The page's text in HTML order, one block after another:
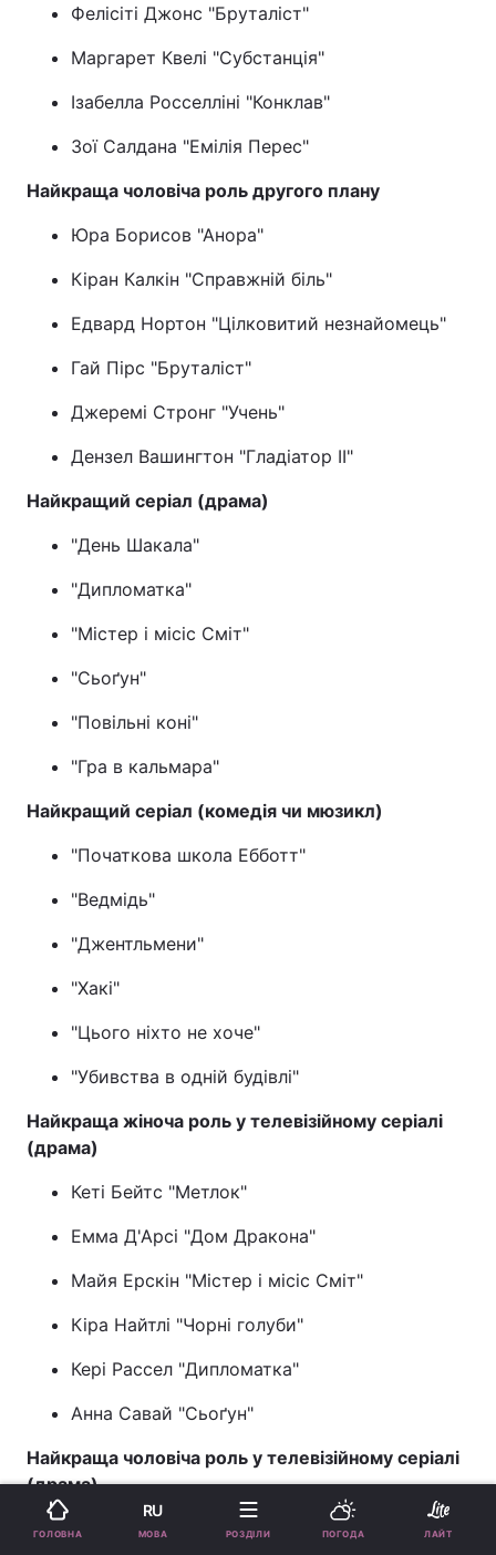
Фелісіті Джонс "Бруталіст"
Маргарет Квелі "Субстанція"
Ізабелла Росселліні "Конклав"
Зої Салдана "Емілія Перес"
Найкраща чоловіча роль другого плану
Юра Борисов "Анора"
Кіран Калкін "Справжній біль"
Едвард Нортон "Цілковитий незнайомець"
Гай Пірс "Бруталіст"
Джеремі Стронг "Учень"
Дензел Вашингтон "Гладіатор II"
Найкращий серіал (драма)
"День Шакала"
"Дипломатка"
"Містер і місіс Сміт"
"Сьоґун"
"Повільні коні"
"Гра в кальмара"
Найкращий серіал (комедія чи мюзикл)
"Початкова школа Ебботт"
"Ведмідь"
"Джентльмени"
"Хакі"
"Цього ніхто не хоче"
"Убивства в одній будівлі"
Найкраща жіноча роль у телевізійному серіалі
(драма)
Кеті Бейтс "Метлок"
Емма Д'Арсі "Дом Дракона"
Майя Ерскін "Містер і місіс Сміт"
Кіра Найтлі "Чорні голуби"
Кері Рассел "Дипломатка"
Анна Савай "Сьоґун"
Найкраща чоловіча роль у телевізійному серіалі
(драма)
Дональд Гловер "Містер і місіс Сміт"
ГОЛОВНА
RU
МОВА РОЗДІЛИ ПОГОДА ЛАЙТ